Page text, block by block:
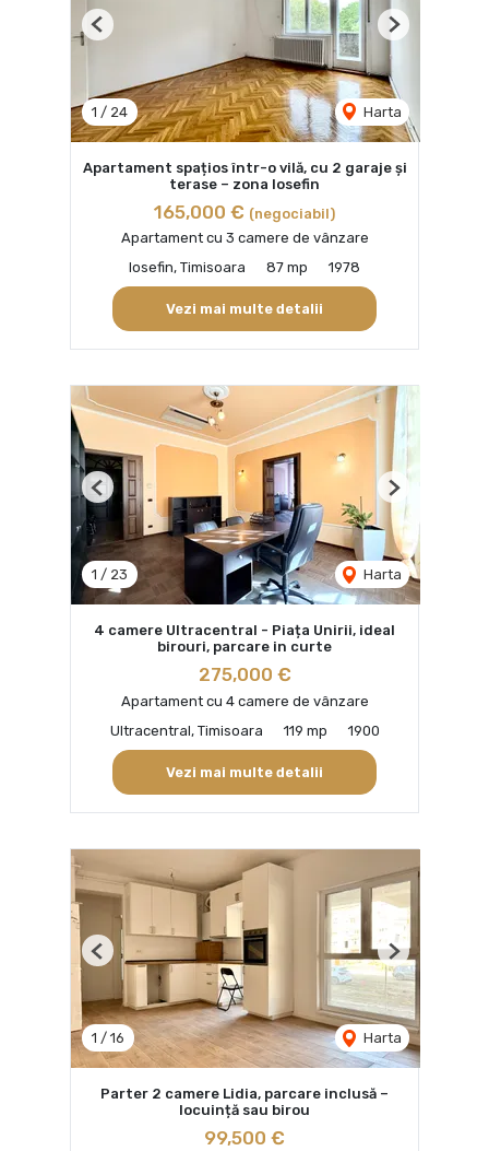
1 / 24 Harta
Previous Next
Apartament spațios într-o vilă, cu 2 garaje și
terase – zona Iosefin
165,000 € (negociabil)
Apartament cu 3 camere de vânzare
Iosefin, Timisoara
87 mp 1978
Vezi mai multe detalii
1 / 23 Harta
Previous Next
4 camere Ultracentral - Piața Unirii, ideal
birouri, parcare in curte
275,000 €
Apartament cu 4 camere de vânzare
Ultracentral, Timisoara
119 mp 1900
Vezi mai multe detalii
1 / 16 Harta
Previous Next
Parter 2 camere Lidia, parcare inclusă –
locuință sau birou
99,500 €